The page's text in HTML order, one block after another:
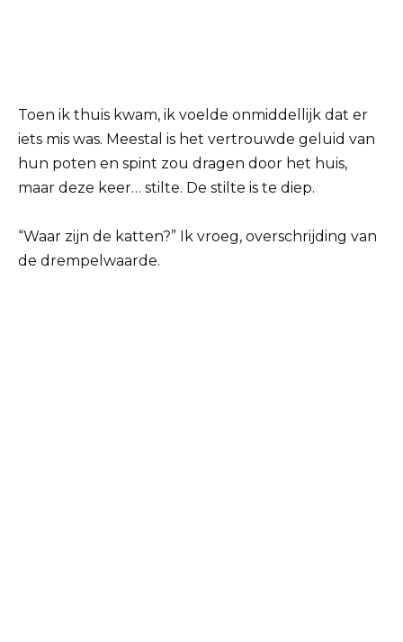
Toen ik thuis kwam, ik voelde onmiddellijk dat er
iets mis was. Meestal is het vertrouwde geluid van
hun poten en spint zou dragen door het huis,
maar deze keer… stilte. De stilte is te diep.
“Waar zijn de katten?” Ik vroeg, overschrijding van
de drempelwaarde.